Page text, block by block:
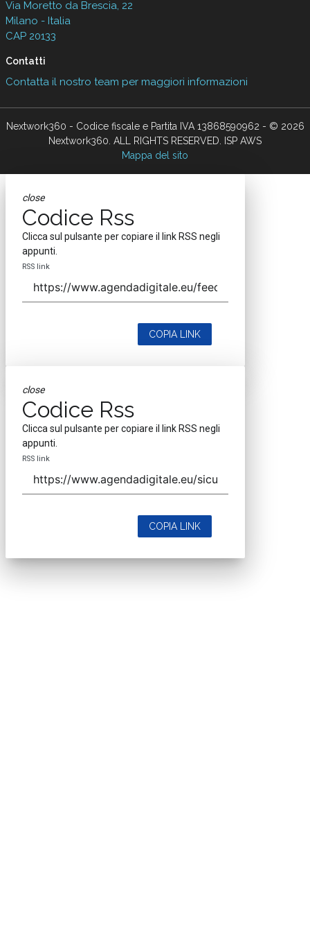
Via Moretto da Brescia, 22
Milano - Italia
CAP 20133
Contatti
Contatta il nostro team per maggiori informazioni
Nextwork360 - Codice fiscale e Partita IVA 13868590962 - © 2026
Nextwork360. ALL RIGHTS RESERVED. ISP AWS
Mappa del sito
close
Codice Rss
Clicca sul pulsante per copiare il link RSS negli
appunti.
RSS link
COPIA LINK
close
Codice Rss
Clicca sul pulsante per copiare il link RSS negli
appunti.
RSS link
COPIA LINK